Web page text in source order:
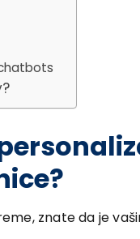
znate da je